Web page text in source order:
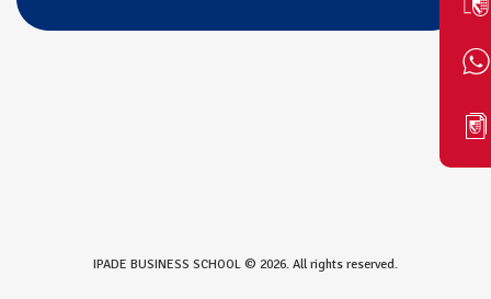
IPADE BUSINESS SCHOOL © 2026. All rights reserved.